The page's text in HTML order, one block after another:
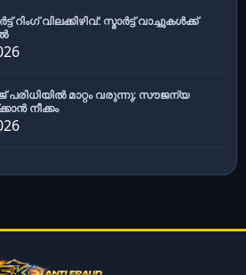
റിംഗ് വിലക്കിഴിവ്: സ്മാർട്ട് വാച്ചുകൾക്ക്
പരിധിയിൽ മാറ്റം വരുന്നു; സൗജന്യ
നീക്കം